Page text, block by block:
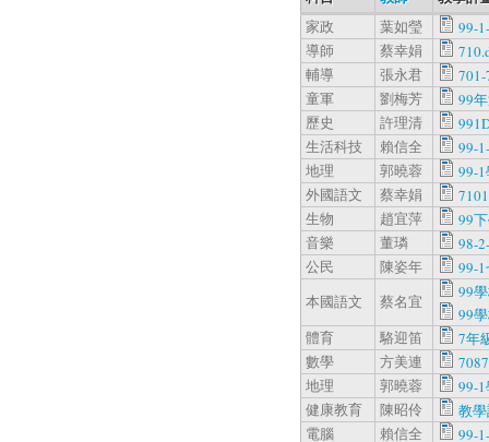
家政 葉如瑩
99-
導師
蔡幸娟
輔導
張永君
童軍
劉梅芳
99
歷史
許理清
生活科技
賴信全
99-
地理
郭曉蓉
99-
外國語文
蔡幸娟
生物
趙宜萍
99
音樂
董璘
98-
公民
陳姿年
99-
本國語文
蔡名宜
99
99
體育
駱迎笛
7年
數學
方美連
地理
郭曉蓉
99-
健康教育
陳昭伶
教
電腦
賴信全 99-